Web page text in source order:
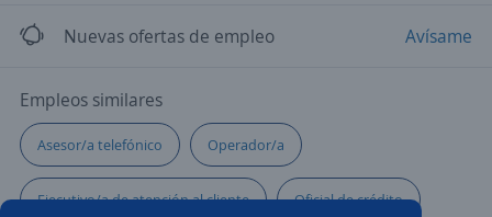
Nuevas ofertas de empleo Avísame
Empleos similares
Asesor/a telefónico Operador/a
Ejecutivo/a de atención al cliente Oficial de crédito